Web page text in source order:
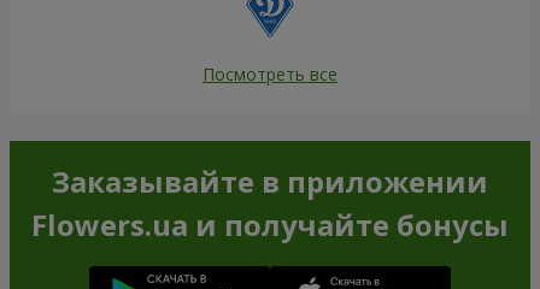
Посмотреть все
Заказывайте в приложении
Flowers.ua и получайте бонусы